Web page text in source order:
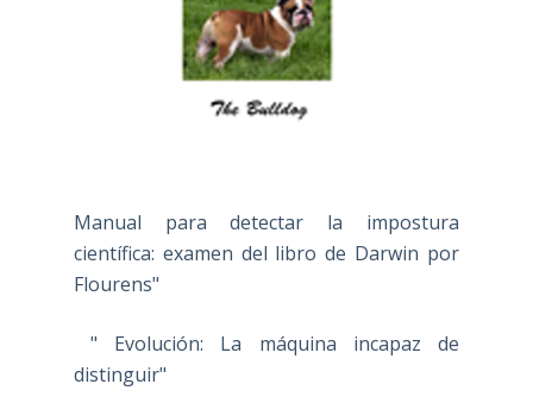
Manual para detectar la impostura
científica: examen del libro de Darwin por
Flourens"
" Evolución: La máquina incapaz de
distinguir"